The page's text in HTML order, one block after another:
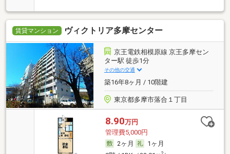
賃貸マンション ヴィクトリア多摩センター
京王電鉄相模原線 京王多摩セン
ター駅 徒歩1分
その他の交通
築16年8ヶ月 / 10階建
東京都多摩市落合１丁目
8.90万円
管理費5,000円
2ヶ月
1ヶ月